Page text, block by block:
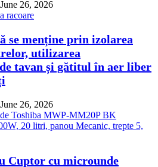
June 26, 2026
se menține prin izolarea
utilizarea
tavan și gătitul în aer liber
June 26, 2026
Cuptor cu microunde